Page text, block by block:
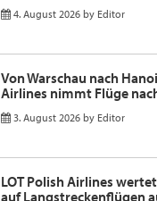
4. August 2026 by Editor
Von Warschau nach
Airlines nimmt Flüge
3. August 2026 by Editor
LOT Polish Airlines
auf Langstreckenflügen